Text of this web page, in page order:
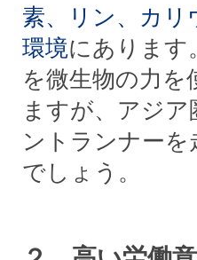
素、リン、カリ
環境にあります
を微生物の力
ますが、アジ
ントランナー
でしょう。